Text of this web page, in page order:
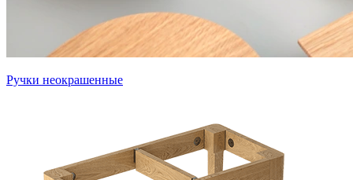
Ручки неокрашенные